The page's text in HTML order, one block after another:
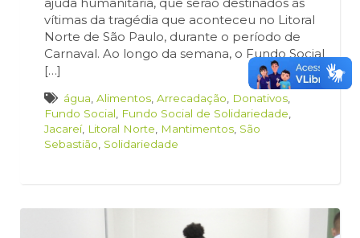
vítimas da tragédia que aconteceu no Litoral
Norte de São Paulo, durante o período de
Carnaval. Ao longo da semana, o Fundo Social
[…]
água Alimentos Arrecadação Donativos
Fundo Social
Fundo Social de Solidariedade
Jacareí, Litoral Norte Mantimentos São
Sebastião Solidariedade